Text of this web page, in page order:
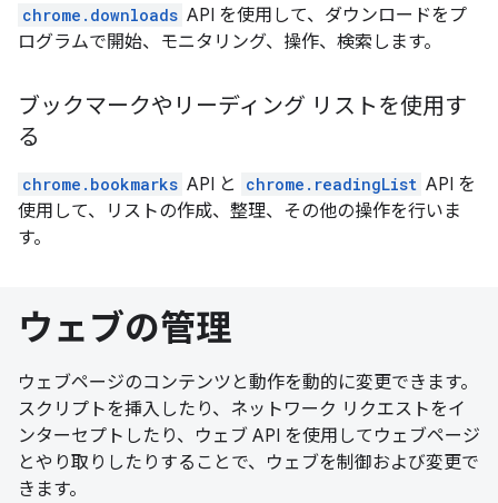
chrome.downloads API を使用して、ダウンロードをプ
ログラムで開始、モニタリング、操作、検索します。
ブックマークやリーディング リストを使用す
る
chrome.bookmarks API と chrome.readingList API を
使用して、リストの作成、整理、その他の操作を行いま
す。
ウェブの管理
ウェブページのコンテンツと動作を動的に変更できます。
スクリプトを挿入したり、ネットワーク リクエストをイ
ンターセプトしたり、ウェブ API を使用してウェブページ
とやり取りしたりすることで、ウェブを制御および変更で
きます。